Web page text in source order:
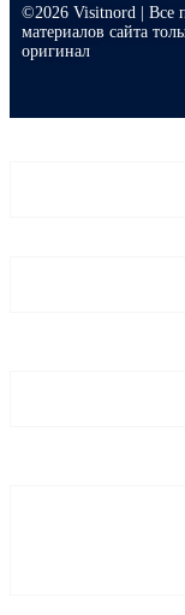
©2026 Visitnord | Все
материалов сайта
оригинал